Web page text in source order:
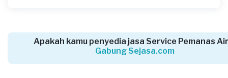
Apakah kamu penyedia jasa Service Pemanas
Gabung Sejasa.com